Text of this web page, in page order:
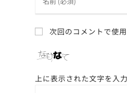
次回のコメントで使
上に表示された文字を入